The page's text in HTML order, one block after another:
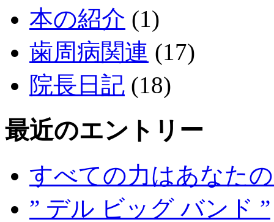
本の紹介 (1)
歯周病関連 (17)
院長日記 (18)
最近のエントリー
すべての力はあなた
” デル ビッグ バンド ”